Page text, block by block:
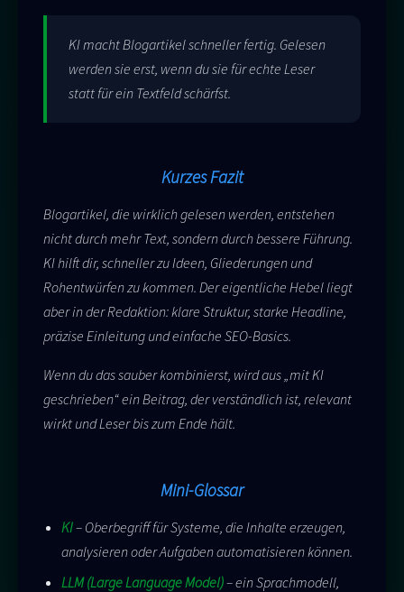
KI macht Blogartikel schneller fertig. Gelesen
werden sie erst, wenn du sie für echte Leser
statt für ein Textfeld schärfst.
Kurzes Fazit
Blogartikel, die wirklich gelesen werden, entstehen
nicht durch mehr Text, sondern durch bessere Führung.
KI hilft dir, schneller zu Ideen, Gliederungen und
Rohentwürfen zu kommen. Der eigentliche Hebel liegt
aber in der Redaktion: klare Struktur, starke Headline,
präzise Einleitung und einfache SEO-Basics.
Wenn du das sauber kombinierst, wird aus „mit KI
geschrieben“ ein Beitrag, der verständlich ist, relevant
wirkt und Leser bis zum Ende hält.
Mini-Glossar
KI– Oberbegriff für Systeme, die Inhalte erzeugen,
analysieren oder Aufgaben automatisieren können.
LLM (Large Language Model)– ein Sprachmodell,